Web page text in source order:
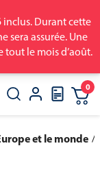
inclus. Durant cette
sera assurée. Une
le mois d’août.
0
et le monde